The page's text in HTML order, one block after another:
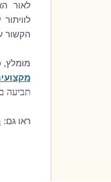
לאור
הקשור
מומלץ,
תביעה
ראו גם: